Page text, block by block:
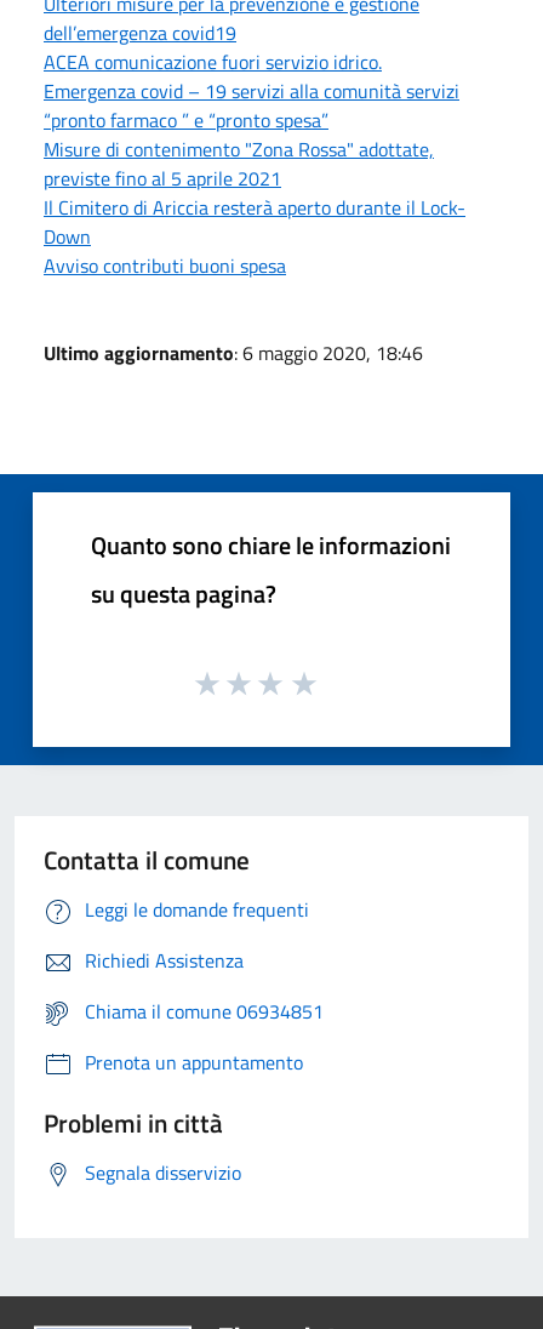
dell’emergenza covid19
ACEA comunicazione fuori servizio idrico.
Emergenza covid – 19 servizi alla comunità servizi
“pronto farmaco ” e “pronto spesa”
Misure di contenimento "Zona Rossa" adottate,
previste fino al 5 aprile 2021
Il Cimitero di Ariccia resterà aperto durante il Lock-
Down
Avviso contributi buoni spesa
Ultimo aggiornamento: 6 maggio 2020, 18:46
Quanto sono chiare le informazioni
su questa pagina?
Contatta il comune
Leggi le domande frequenti
Richiedi Assistenza
Chiama il comune 06934851
Prenota un appuntamento
Problemi in città
Segnala disservizio